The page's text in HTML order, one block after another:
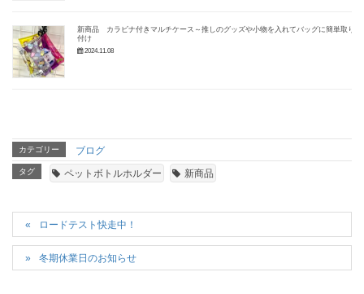
新商品 カラビナ付きマルチケース～推しのグッズや小物を入れてバッグに簡単取り
付け
2024.11.08
カテゴリー ブログ
タグ ペットボトルホルダー 新商品
ロードテスト快走中！
冬期休業日のお知らせ